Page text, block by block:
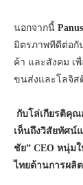
นอกจากนี้ Panus
มิตรภาพทีดีต่อกั
ค้า และสังคม เ
ขนส่งและโลจิส
กับโล่เกียรติคุ
เห็นถึงวิสัยทัศน์
ชัย” CEO หนุ่ม
ไทยด้านการผลิ